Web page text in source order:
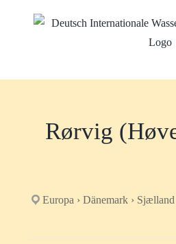
Rørvig
Europa › Dänemark › Sjælland